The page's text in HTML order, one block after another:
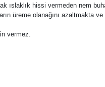
hissi vermeden nem
üreme olanağını azaltmakta
vermez.